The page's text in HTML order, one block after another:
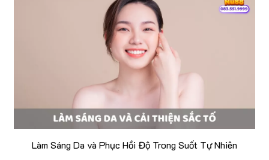
Làm Sáng Da và Phục Hồi Độ Trong Suốt Tự Nhiên